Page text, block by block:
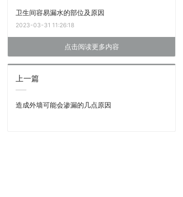
卫生间容易漏水的部位及原因
2023-03-31 11:26:18
点击阅读更多内容
上一篇
造成外墙可能会渗漏的几点原因